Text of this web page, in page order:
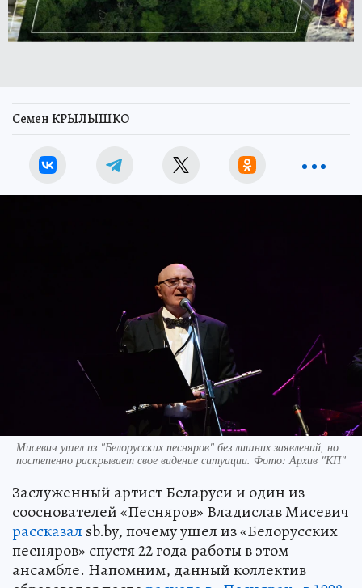
Семен КРЫЛЫШКО
Мисевич ушел из "Белорусских песняров" без лишних заявлений, но
постепенно раскрывает свое видение ситуации. Фото: Архив "КП"
Заслуженный артист Беларуси и один из
сооснователей «Песняров» Владислав Мисевич
рассказал sb.by, почему ушел из «Белорусских
песняров» спустя 22 года работы в этом
ансамбле. Напомним, данный коллектив